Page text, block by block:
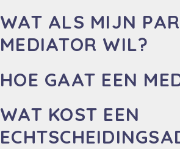
WAT ALS MIJN
MEDIATOR WIL?
HOE GAAT EEN
WAT KOST EEN